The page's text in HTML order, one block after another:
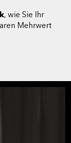
, wie Sie Ihr
Mehrwert